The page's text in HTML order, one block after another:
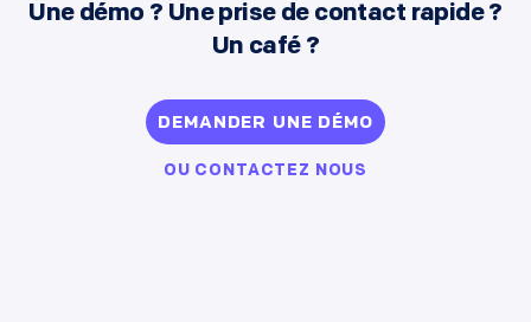
Une démo ? Une prise de contact rapide ?
Un café ?
DEMANDER UNE DÉMO
OU CONTACTEZ NOUS